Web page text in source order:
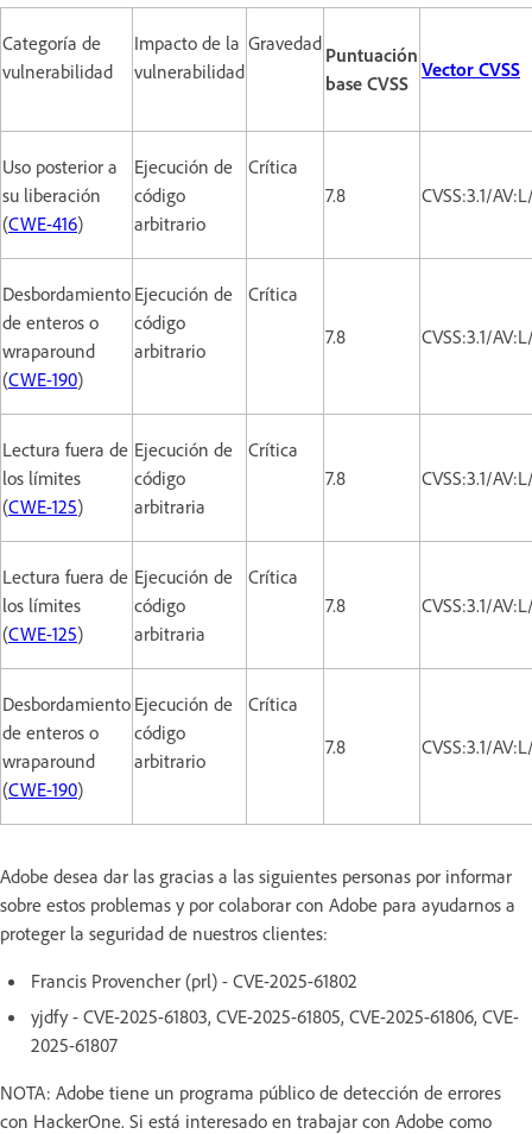
Categoría de
vulnerabilidad
Impacto de la
vulnerabilidad
Gravedad Puntuación
base CVSS
Vector CVSS
Uso posterior a
su liberación
(CWE-416)
Ejecución de
código
arbitrario
Crítica
7.8
CVSS:3.1/
Desbordamiento
de enteros o
wraparound
(CWE-190)
Ejecución de
código
arbitrario
Crítica
7.8
CVSS:3.1/
Lectura fuera de
los límites
(CWE-125)
Ejecución de
código
arbitraria
Crítica
7.8
CVSS:3.1/
Lectura fuera de
los límites
(CWE-125)
Ejecución de
código
arbitraria
Crítica
7.8
CVSS:3.1/
Desbordamiento
de enteros o
wraparound
(CWE-190)
Ejecución de
código
arbitrario
Crítica
7.8
CVSS:3.1/
Adobe desea dar las gracias a las siguientes personas por informar
sobre estos problemas y por colaborar con Adobe para ayudarnos a
proteger la seguridad de nuestros clientes:
Francis Provencher (prl) - CVE-2025-61802
yjdfy - CVE-2025-61803, CVE-2025-61805, CVE-2025-61806, CVE-
2025-61807
NOTA: Adobe tiene un programa público de detección de errores
con HackerOne. Si está interesado en trabajar con Adobe como